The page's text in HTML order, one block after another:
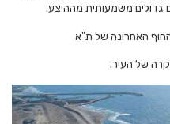
גדולים משמעותית מההיצע.
האחרונה של ת"א
של העיר.